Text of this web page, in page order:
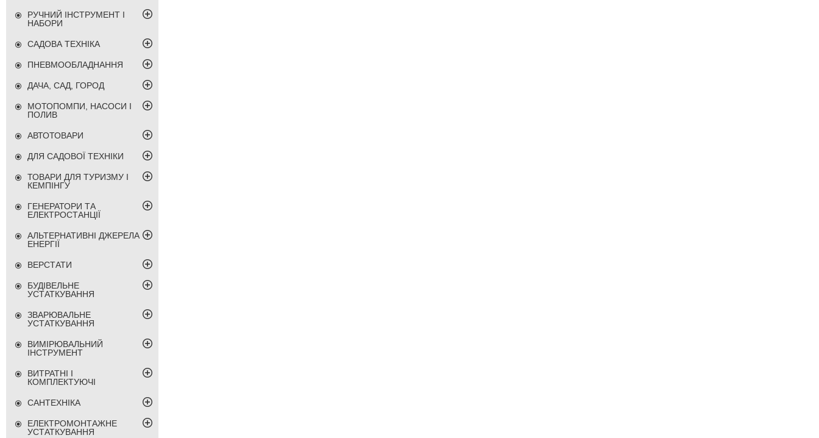
РУЧНИЙ ІНСТРУМЕНТ І
НАБОРИ
САДОВА ТЕХНІКА
ПНЕВМООБЛАДНАННЯ
ДАЧА, САД, ГОРОД
МОТОПОМПИ, НАСОСИ І
ПОЛИВ
АВТОТОВАРИ
ДЛЯ САДОВОЇ ТЕХНІКИ
ТОВАРИ ДЛЯ ТУРИЗМУ І
КЕМПІНГУ
ГЕНЕРАТОРИ ТА
ЕЛЕКТРОСТАНЦІЇ
АЛЬТЕРНАТИВНІ ДЖЕРЕЛА
ЕНЕРГІЇ
ВЕРСТАТИ
БУДІВЕЛЬНЕ
УСТАТКУВАННЯ
ЗВАРЮВАЛЬНЕ
УСТАТКУВАННЯ
ВИМІРЮВАЛЬНИЙ
ІНСТРУМЕНТ
ВИТРАТНІ І
КОМПЛЕКТУЮЧІ
САНТЕХНІКА
ЕЛЕКТРОМОНТАЖНЕ
УСТАТКУВАННЯ